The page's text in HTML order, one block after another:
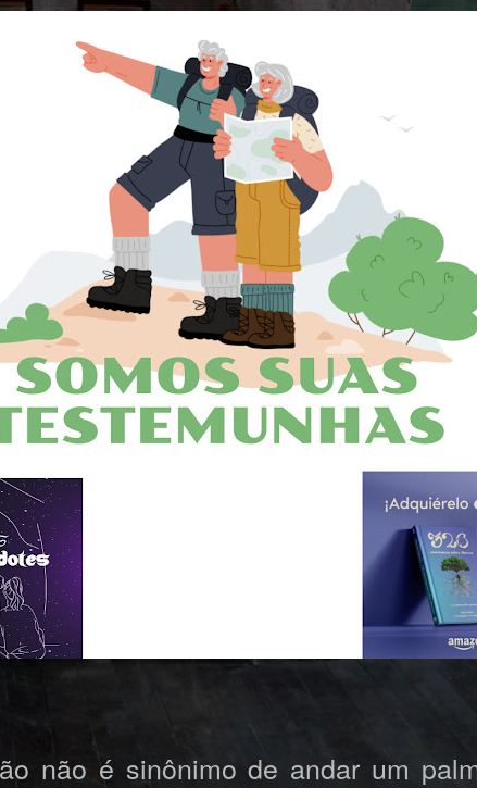
não é sinônimo de andar um